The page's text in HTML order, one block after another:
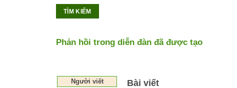
Phản hồi trong diễn đàn đã được tạo
Người viết Bài viết